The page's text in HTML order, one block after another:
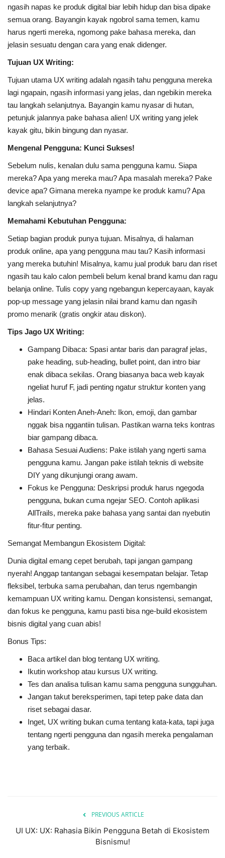
ngasih napas ke produk digital biar lebih hidup dan bisa dipake
semua orang. Bayangin kayak ngobrol sama temen, kamu
harus ngerti mereka, ngomong pake bahasa mereka, dan
jelasin sesuatu dengan cara yang enak didenger.
Tujuan UX Writing:
Tujuan utama UX writing adalah ngasih tahu pengguna mereka
lagi ngapain, ngasih informasi yang jelas, dan ngebikin mereka
tau langkah selanjutnya. Bayangin kamu nyasar di hutan,
petunjuk jalannya pake bahasa alien! UX writing yang jelek
kayak gitu, bikin bingung dan nyasar.
Mengenal Pengguna: Kunci Sukses!
Sebelum nulis, kenalan dulu sama pengguna kamu. Siapa
mereka? Apa yang mereka mau? Apa masalah mereka? Pake
device apa? Gimana mereka nyampe ke produk kamu? Apa
langkah selanjutnya?
Memahami Kebutuhan Pengguna:
Setiap bagian produk punya tujuan. Misalnya, di halaman
produk online, apa yang pengguna mau tau? Kasih informasi
yang mereka butuhin! Misalnya, kamu jual produk baru dan riset
ngasih tau kalo calon pembeli belum kenal brand kamu dan ragu
belanja online. Tulis copy yang ngebangun kepercayaan, kayak
pop-up message yang jelasin nilai brand kamu dan ngasih
promo menarik (gratis ongkir atau diskon).
Tips Jago UX Writing:
Gampang Dibaca: Spasi antar baris dan paragraf jelas,
pake heading, sub-heading, bullet point, dan intro biar
enak dibaca sekilas. Orang biasanya baca web kayak
ngeliat huruf F, jadi penting ngatur struktur konten yang
jelas.
Hindari Konten Aneh-Aneh: Ikon, emoji, dan gambar
nggak bisa nggantiin tulisan. Pastikan warna teks kontras
biar gampang dibaca.
Bahasa Sesuai Audiens: Pake istilah yang ngerti sama
pengguna kamu. Jangan pake istilah teknis di website
DIY yang dikunjungi orang awam.
Fokus ke Pengguna: Deskripsi produk harus ngegoda
pengguna, bukan cuma ngejar SEO. Contoh aplikasi
AllTrails, mereka pake bahasa yang santai dan nyebutin
fitur-fitur penting.
Semangat Membangun Ekosistem Digital:
Dunia digital emang cepet berubah, tapi jangan gampang
nyerah! Anggap tantangan sebagai kesempatan belajar. Tetap
fleksibel, terbuka sama perubahan, dan terus ngembangin
kemampuan UX writing kamu. Dengan konsistensi, semangat,
dan fokus ke pengguna, kamu pasti bisa nge-build ekosistem
bisnis digital yang cuan abis!
Bonus Tips:
Baca artikel dan blog tentang UX writing.
Ikutin workshop atau kursus UX writing.
Tes dan analisa tulisan kamu sama pengguna sungguhan.
Jangan takut bereksperimen, tapi tetep pake data dan
riset sebagai dasar.
Inget, UX writing bukan cuma tentang kata-kata, tapi juga
tentang ngerti pengguna dan ngasih mereka pengalaman
yang terbaik.
PREVIOUS ARTICLE
UI UX: UX: Rahasia Bikin Pengguna Betah di Ekosistem
Bisnismu!